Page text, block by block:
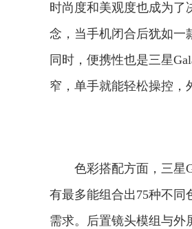
时尚度和美观度也成为了
念，当手机闭合后犹如一
同时，便携性也是三星
窄，单手就能轻松操控，
色彩搭配方面，三星
有最多能组合出75种不同
需求。后置镜头模组与外